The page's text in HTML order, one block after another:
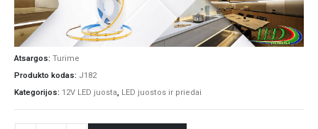
Atsargos: Turime
Produkto kodas: J182
Kategorijos: 12V LED juosta, LED juostos ir priedai